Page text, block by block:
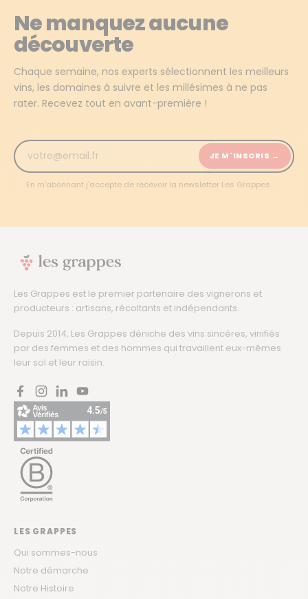
Ne manquez aucune
découverte
Chaque semaine, nos experts sélectionnent les meilleurs
vins, les domaines à suivre et les millésimes à ne pas
rater. Recevez tout en avant-première !
JE M'INSCRIS →
En m'abonnant j'accepte de recevoir la newsletter Les Grappes.
Les Grappes est le premier partenaire des vignerons et
producteurs : artisans, récoltants et indépendants.
Depuis 2014, Les Grappes déniche des vins sincères, vinifiés
par des femmes et des hommes qui travaillent eux-mêmes
leur sol et leur raisin.
FacebookInstagram
LinkedInYouTube
LES GRAPPES
Qui sommes-nous
Notre démarche
Notre Histoire